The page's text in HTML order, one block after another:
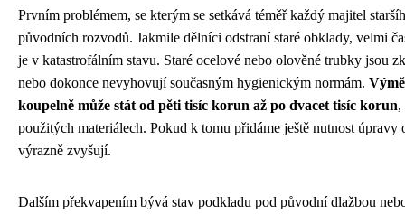
Prvním problémem, se kterým se setkává téměř každý majitel
původních rozvodů. Jakmile dělníci odstraní staré obklady, velmi
je v katastrofálním stavu. Staré ocelové nebo olověné trubky jsou
nebo dokonce nevyhovují současným hygienickým normám.
koupelně může stát od pěti tisíc korun až po dvacet tisíc korun,
použitých materiálech. Pokud k tomu přidáme ještě nutnost úpravy
výrazně zvyšují.
Dalším překvapením bývá stav podkladu pod původní dlažbou